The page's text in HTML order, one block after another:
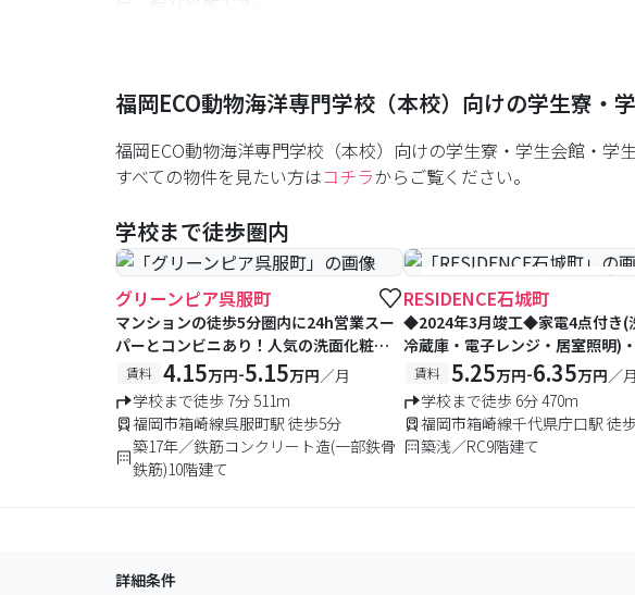
初めての一人暮らしでもご安心ください。セキュリティ対策を行
福岡ECO動物海洋専門学校（本校） 向けの学生寮・
福岡ECO動物海洋専門学校（本校）向けの学生寮・学生会館・
すべての物件を見たい方はコチラからご覧ください。
学校まで徒歩圏内
グリーンピア呉服町
マンションの徒歩5分圏内に24h営業スー
パーとコンビニあり！人気の洗面化粧
台・脱衣所付の物件です。
賃料 4.15万円-5.15万円／月
学校まで徒歩 7分 511m
福岡市箱崎線呉服町駅 徒歩5分
築17年／鉄筋コンクリート造(一部鉄骨
鉄筋)10階建て
#築浅 #予約受付中 #空室待ち
RESIDENCE石城町
◆2024年3月竣工◆家電4点付き(
冷蔵庫・電子レンジ・居室照明)
ーネット無料です★
賃料 5.25万円-6.35万円／月
学校まで徒歩 6分 470m
福岡市箱崎線千代県庁口駅 徒
築浅／RC9階建て
詳細条件